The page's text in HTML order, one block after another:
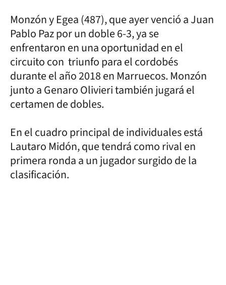
Monzón y Egea (487), que ayer venció a Juan
Pablo Paz por un doble 6-3, ya se
enfrentaron en una oportunidad en el
circuito con triunfo para el cordobés
durante el año 2018 en Marruecos. Monzón
junto a Genaro Olivieri también jugará el
certamen de dobles.
En el cuadro principal de individuales está
Lautaro Midón, que tendrá como rival en
primera ronda a un jugador surgido de la
clasificación.